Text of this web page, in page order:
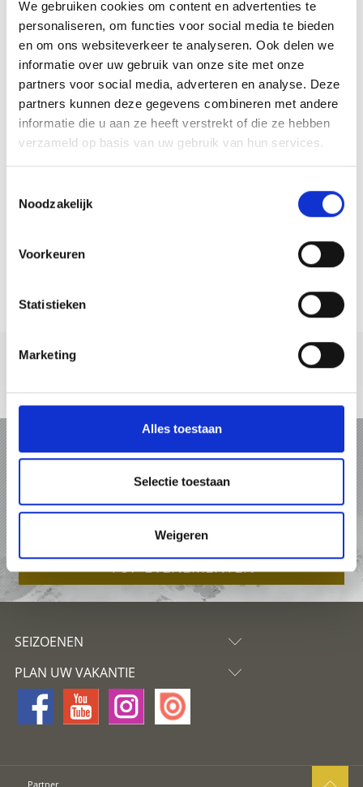
We gebruiken cookies om content en advertenties te
personaliseren, om functies voor social media te bieden
en om ons websiteverkeer te analyseren. Ook delen we
informatie over uw gebruik van onze site met onze
partners voor social media, adverteren en analyse. Deze
partners kunnen deze gegevens combineren met andere
informatie die u aan ze heeft verstrekt of die ze hebben
verzameld op basis van uw gebruik van hun services.
Noodzakelijk
Voorkeuren
Statistieken
Marketing
Alles toestaan
Selectie toestaan
Weigeren
ALLE
PAKKETTEN
TOP-EVENEMENTEN
SEIZOENEN
PLAN UW VAKANTIE
Partner